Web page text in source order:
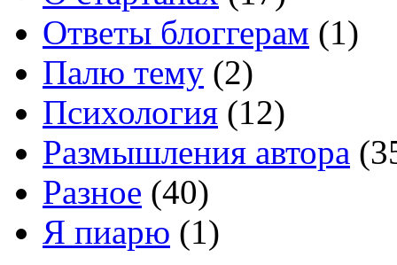
Ответы блоггерам (1)
Палю тему (2)
Психология (12)
Размышления автора
Разное (40)
Я пиарю (1)